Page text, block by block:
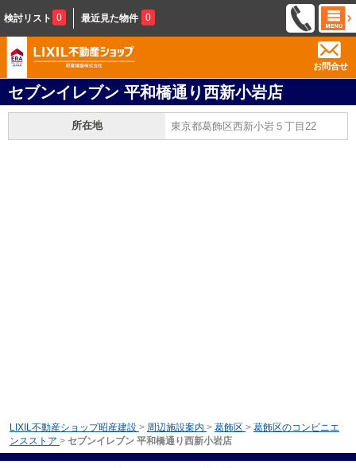
検討リスト 0 最近見た物件 0
お問合せ
セブンイレブン 平和橋通り西新小岩店
所在地 東京都葛飾区西新小岩５丁目22
LIXIL不動産ショップ昭産建設 > 周辺施設案内 > 葛飾区 > 葛飾区のコンビニエ
ンスストア > セブンイレブン 平和橋通り西新小岩店